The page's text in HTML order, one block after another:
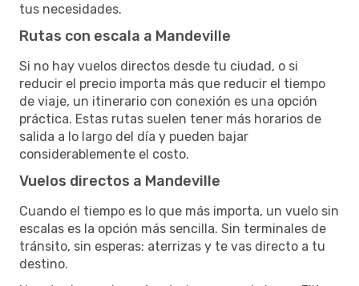
tus necesidades.
Rutas con escala a Mandeville
Si no hay vuelos directos desde tu ciudad, o si
reducir el precio importa más que reducir el tiempo
de viaje, un itinerario con conexión es una opción
práctica. Estas rutas suelen tener más horarios de
salida a lo largo del día y pueden bajar
considerablemente el costo.
Vuelos directos a Mandeville
Cuando el tiempo es lo que más importa, un vuelo sin
escalas es la opción más sencilla. Sin terminales de
tránsito, sin esperas: aterrizas y te vas directo a tu
destino.